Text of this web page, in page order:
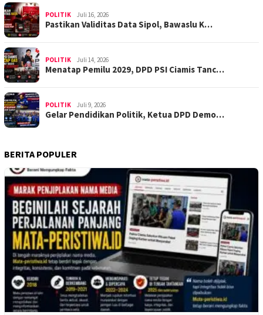
POLITIK Juli 16, 2026
Pastikan Validitas Data Sipol, Bawaslu K…
POLITIK Juli 14, 2026
Menatap Pemilu 2029, DPD PSI Ciamis Tanc…
POLITIK Juli 9, 2026
Gelar Pendidikan Politik, Ketua DPD Demo…
BERITA POPULER